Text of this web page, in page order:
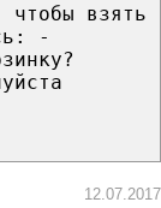
взять
-
12.07.2017